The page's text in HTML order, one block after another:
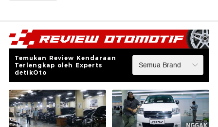
Temukan Review Kendaraan
Terlengkap oleh Experts
detikOto